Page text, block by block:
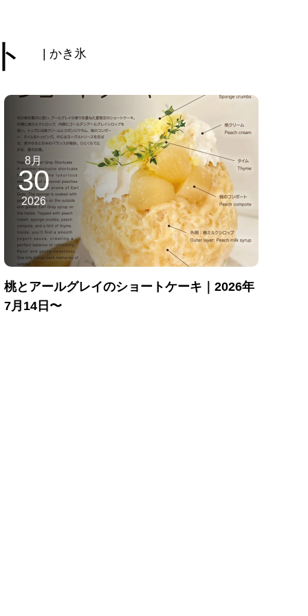
| かき氷
8月
30
2026
桃とアールグレイのショートケーキ｜2026年
7月14日〜